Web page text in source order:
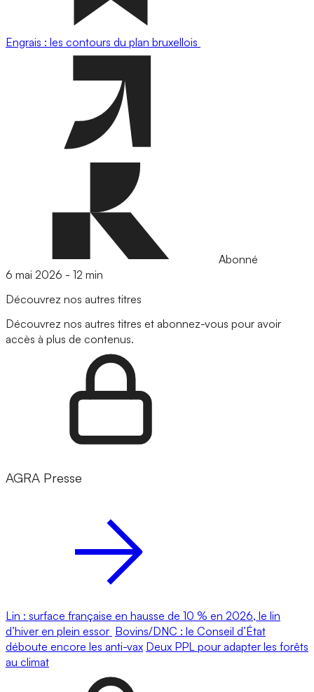
Engrais : les contours du plan bruxellois
Abonné
6 mai 2026 - 12 min
Découvrez nos autres titres
Découvrez nos autres titres et abonnez-vous pour avoir
accès à plus de contenus.
AGRA Presse
Lin : surface française en hausse de 10 % en 2026, le lin
d’hiver en plein essor Bovins/DNC : le Conseil d’État
déboute encore les anti-vax Deux PPL pour adapter les forêts
au climat